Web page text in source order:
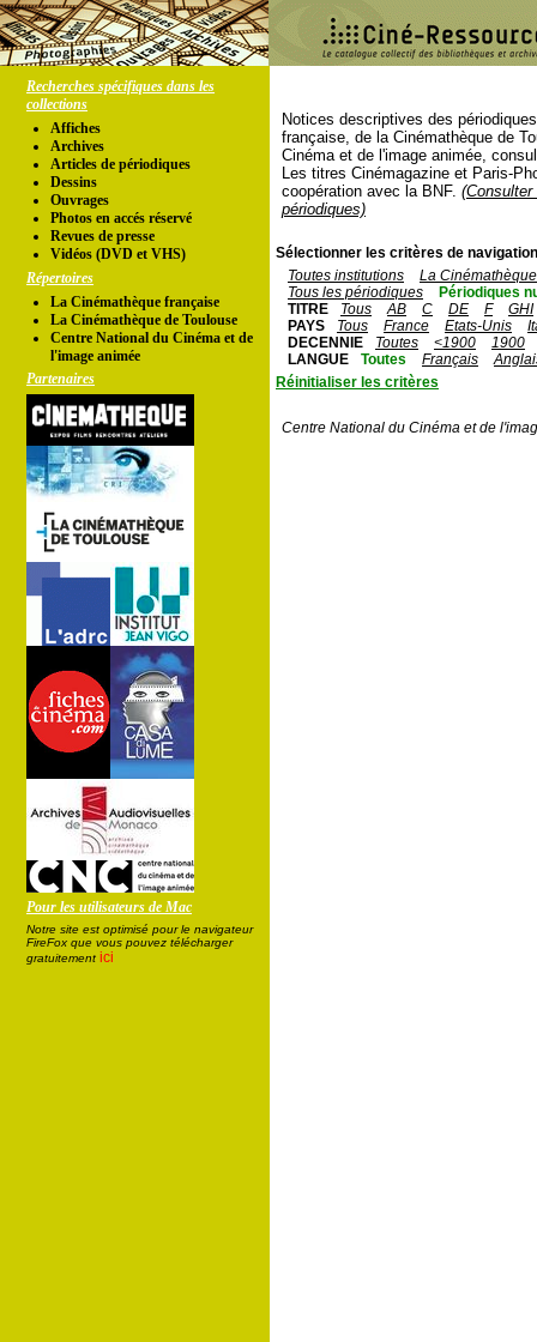
Recherches spécifiques dans les
collections
Affiches
Archives
Articles de périodiques
Dessins
Ouvrages
Photos en accés réservé
Revues de presse
Vidéos (DVD et VHS)
Répertoires
La Cinémathèque française
La Cinémathèque de Toulouse
Centre National du Cinéma et de
l'image animée
Partenaires
Pour les utilisateurs de Mac
Notre site est optimisé pour le navigateur
FireFox que vous pouvez télécharger
gratuitement ici
Notices descriptives des
française, de la Cinémathèque de
Cinéma et de l'image animée,
Les titres Cinémagazine et Paris-
coopération avec la BNF.
périodiques)
Sélectionner les critères de
Toutes institutions
La
Tous les périodiques
Périodiques
TITRE
Tous AB C DE F
GHI
PAYS
Tous France Etats-Unis
DECENNIE
Toutes <1900
1900
LANGUE
Toutes Français
Réinitialiser les critères
Centre National du Cinéma et de